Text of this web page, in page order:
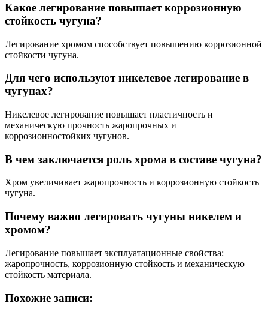
Какое легирование повышает коррозионную
стойкость чугуна?
Легирование хромом способствует повышению коррозионной
стойкости чугуна.
Для чего используют никелевое легирование в
чугунах?
Никелевое легирование повышает пластичность и
механическую прочность жаропрочных и
коррозионностойких чугунов.
В чем заключается роль хрома в составе чугуна?
Хром увеличивает жаропрочность и коррозионную стойкость
чугуна.
Почему важно легировать чугуны никелем и
хромом?
Легирование повышает эксплуатационные свойства:
жаропрочность, коррозионную стойкость и механическую
стойкость материала.
Похожие записи: